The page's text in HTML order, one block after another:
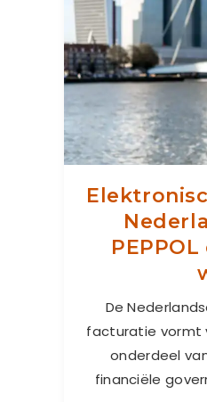
De
facturatie vormt
onderdeel
financiële